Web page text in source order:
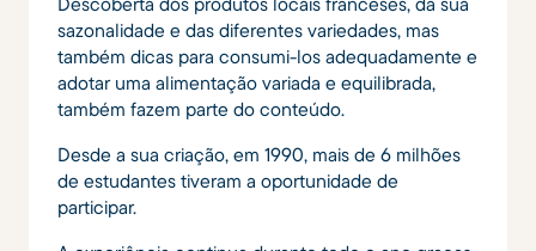
sazonalidade e das diferentes variedades, mas
também dicas para consumi-los adequadamente e
adotar uma alimentação variada e equilibrada,
também fazem parte do conteúdo.
Desde a sua criação, em 1990, mais de 6 milhões
de estudantes tiveram a oportunidade de
participar.